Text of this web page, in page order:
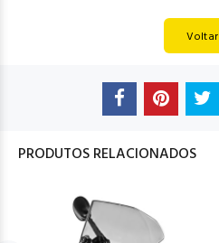
Voltar
PRODUTOS RELACIONADOS